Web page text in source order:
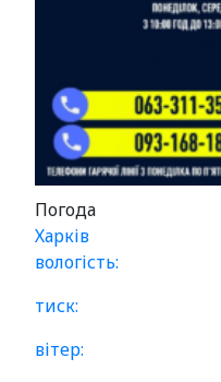
Погода
Харків
вологість:
тиск:
вітер: